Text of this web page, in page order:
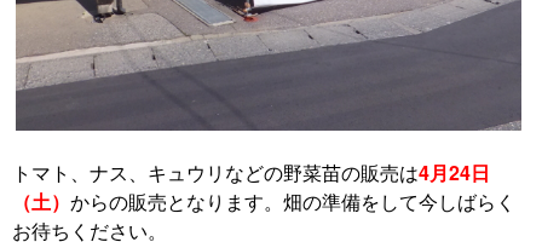
トマト、ナス、キュウリなどの野菜苗の販売は4月24日
（土） からの販売となります。畑の準備をして今しばらく
お待ちください。